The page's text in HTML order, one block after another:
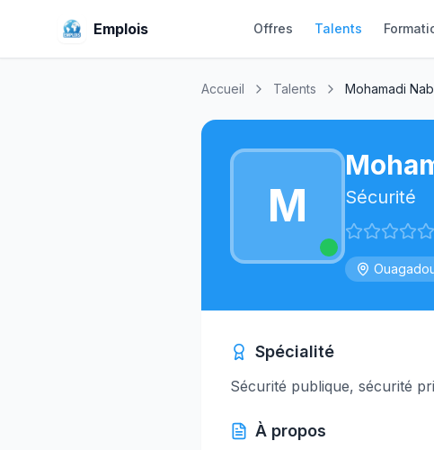
Emplois Offres Talents
Accueil Talents Mohamadi
M Sécurité
Spécialité
Sécurité publique, sécurité
À propos